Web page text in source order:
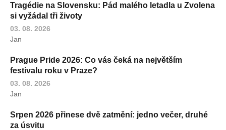
Tragédie na Slovensku: Pád malého letadla u Zvolena
si vyžádal tři životy
03. 08. 2026
Jan
Prague Pride 2026: Co vás čeká na největším
festivalu roku v Praze?
03. 08. 2026
Jan
Srpen 2026 přinese dvě zatmění: jedno večer, druhé
za úsvitu